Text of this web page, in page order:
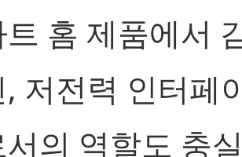
홈 제품에서
저전력 인터페
의 역할도 충